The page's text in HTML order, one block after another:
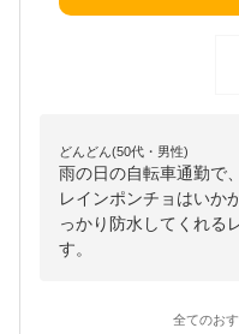
どんどん(50代・男性)
雨の日の自転車通勤で
レインポンチョはいか
っかり防水してくれる
す。
全てのお